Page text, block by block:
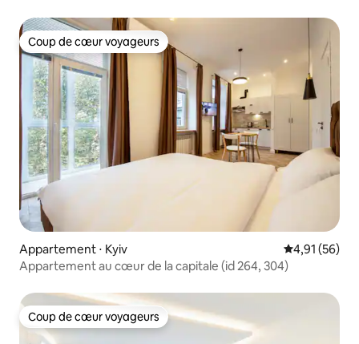
Coup de cœur voyageurs
Coup de cœur voyageurs
Appartement ⋅ Kyiv Évaluation
4,91 (56)
Appartement au cœur de la capitale (id 264, 304)
Coup de cœur voyageurs
Coup de cœur voyageurs